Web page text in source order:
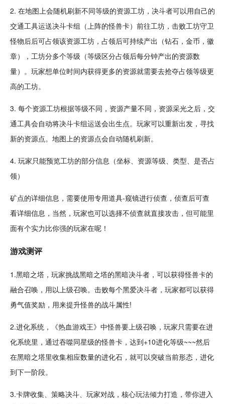
2. 在地图上会随机刷新不同等级的资源工坊，决斗者可以用自己的
交通工具运送决斗卡组（上阵的怪兽卡）前往工坊，击败工坊守卫
怪物后后可占领该资源工坊，占领后可持续产出（钻石，金币，徽
章），工坊分多个等级（等级区分占领后每分钟产出的资源数
量）。玩家想单位时间内获得更多的资源就需要去抢夺占领等级更
高的工坊。
3. 每个资源工坊根据等级不同，资源产量不同，资源采光之后，交
通工具会自动将决斗卡组运送会出生点。玩家可以重新出发，寻找
新的资源点。地图上的资源点会自动随机刷新。
4. 玩家只能预览工坊的部分信息（坐标、资源等级、类型、是否占
领）
矿点的详细信息，需要使用专用道具-窥镜进行侦查，侦查后可查
看详细信息，当然，玩家也可以选择不侦查就直接攻击，但可能里
面有个实力比你强的玩家在呢！
游戏测评
1.黑暗之塔，玩家挑战黑暗之塔的黑暗决斗者，可以获得怪兽卡的
融合召唤，用以上级召唤。击败每个黑爱决斗者，玩家都可以获得
勇气值奖励，用来提升怪兽的战斗属性!
2.进化系统，《热血游戏王》中怪兽要上级召唤，玩家只需要在进
化系统里，通过吞噬同星级的怪兽卡，达到+10进化等级~~~然后
在黑暗之塔里收集相应数量的进化石，就可以突破当前形态，进化
到下一阶段。
3.卡牌收集、 策略决斗、玩家对战 ，核心玩法倾力打造，带你进入